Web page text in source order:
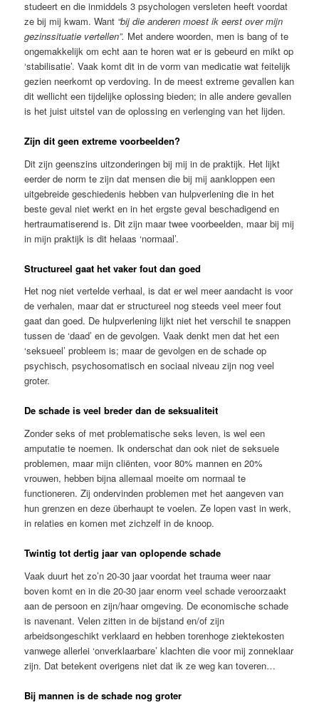
studeert en die inmiddels 3 psychologen versleten heeft voordat
ze bij mij kwam. Want “bij die anderen moest ik eerst over mijn
gezinssituatie vertellen”. Met andere woorden, men is bang of te
ongemakkelijk om echt aan te horen wat er is gebeurd en mikt op
‘stabilisatie’. Vaak komt dit in de vorm van medicatie wat feitelijk
gezien neerkomt op verdoving. In de meest extreme gevallen kan
dit wellicht een tijdelijke oplossing bieden; in alle andere gevallen
is het juist uitstel van de oplossing en verlenging van het lijden.
Zijn dit geen extreme voorbeelden?
Dit zijn geenszins uitzonderingen bij mij in de praktijk. Het lijkt
eerder de norm te zijn dat mensen die bij mij aankloppen een
uitgebreide geschiedenis hebben van hulpverlening die in het
beste geval niet werkt en in het ergste geval beschadigend en
hertraumatiserend is. Dit zijn maar twee voorbeelden, maar bij mij
in mijn praktijk is dit helaas ‘normaal’.
Structureel gaat het vaker fout dan goed
Het nog niet vertelde verhaal, is dat er wel meer aandacht is voor
de verhalen, maar dat er structureel nog steeds veel meer fout
gaat dan goed. De hulpverlening lijkt niet het verschil te snappen
tussen de ‘daad’ en de gevolgen. Vaak denkt men dat het een
‘seksueel’ probleem is; maar de gevolgen en de schade op
psychisch, psychosomatisch en sociaal niveau zijn nog veel
groter.
De schade is veel breder dan de seksualiteit
Zonder seks of met problematische seks leven, is wel een
amputatie te noemen. Ik onderschat dan ook niet de seksuele
problemen, maar mijn cliënten, voor 80% mannen en 20%
vrouwen, hebben bijna allemaal moeite om normaal te
functioneren. Zij ondervinden problemen met het aangeven van
hun grenzen en deze überhaupt te voelen. Ze lopen vast in werk,
in relaties en komen met zichzelf in de knoop.
Twintig tot dertig jaar van oplopende schade
Vaak duurt het zo’n 20-30 jaar voordat het trauma weer naar
boven komt en in die 20-30 jaar enorm veel schade veroorzaakt
aan de persoon en zijn/haar omgeving. De economische schade
is navenant. Velen zitten in de bijstand en/of zijn
arbeidsongeschikt verklaard en hebben torenhoge ziektekosten
vanwege allerlei ‘onverklaarbare’ klachten die voor mij zonneklaar
zijn. Dat betekent overigens niet dat ik ze weg kan toveren…
Bij mannen is de schade nog groter